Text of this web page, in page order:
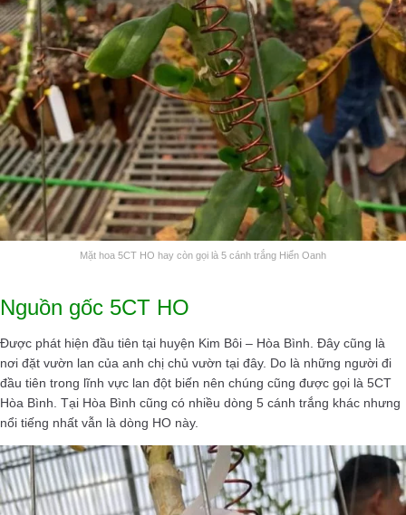
Mặt hoa 5CT HO hay còn gọi là 5 cánh trắng Hiển Oanh
Nguồn gốc 5CT HO
Được phát hiện đầu tiên tại huyện Kim Bôi – Hòa Bình. Đây cũng là
nơi đặt vườn lan của anh chị chủ vườn tại đây. Do là những người đi
đầu tiên trong lĩnh vực lan đột biến nên chúng cũng được gọi là 5CT
Hòa Bình. Tại Hòa Bình cũng có nhiều dòng 5 cánh trắng khác nhưng
nổi tiếng nhất vẫn là dòng HO này.